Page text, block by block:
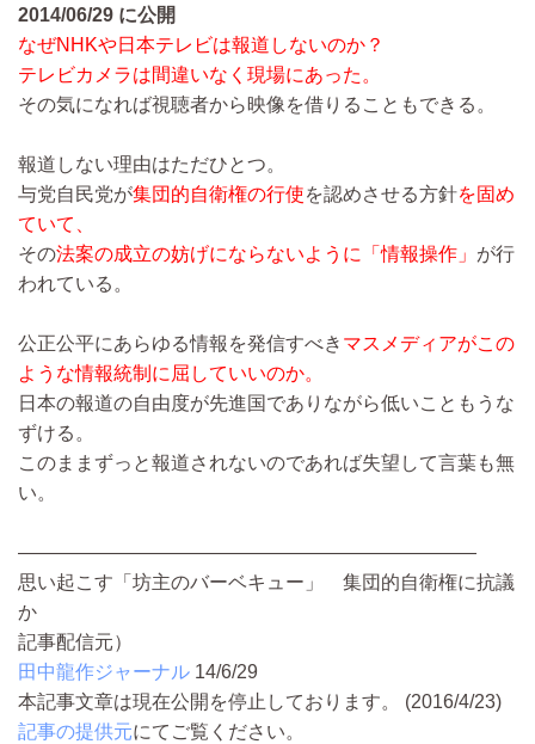
2014/06/29 に公開
なぜNHKや日本テレビは報道しないのか？
テレビカメラは間違いなく現場にあった。
その気になれば視聴者から映像を借りることもできる。
報道しない理由はただひとつ。
与党自民党が集団的自衛権の行使を認めさせる方針を固め
ていて、
その法案の成立の妨げにならないように「情報操作」 が行
われている。
公正公平にあらゆる情報を発信すべき マスメディアがこの
ような情報統制に屈していいの­か。
日本の報道の自由度が先進国でありながら低いこともうな
ずける。
このままずっと報道されないのであれば失望して言葉も無
い。
――――――――――――――――――――――――
思い起こす「坊主のバーベキュー」 集団的自衛権に抗議
か
記事配信元）
田中龍作ジャーナル 14/6/29
本記事文章は現在公開を停止しております。 (2016/4/23)
記事の提供元にてご覧ください。